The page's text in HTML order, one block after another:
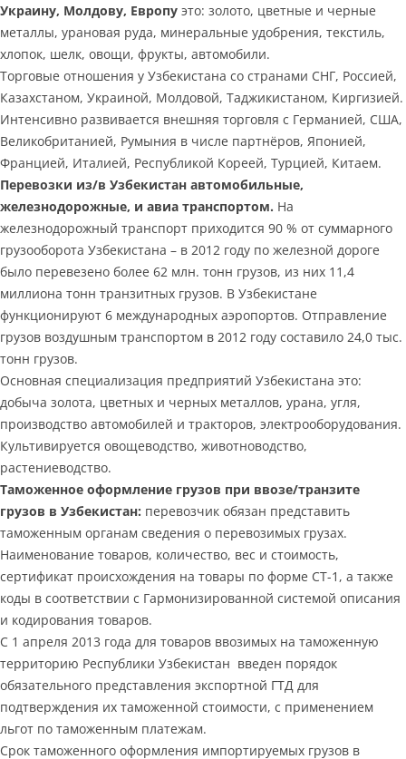
Украину, Молдову, Европу это: золото, цветные и черные
металлы, урановая руда, минеральные удобрения, текстиль,
хлопок, шелк, овощи, фрукты, автомобили.
Торговые отношения у Узбекистана со странами СНГ, Россией,
Казахстаном, Украиной, Молдовой, Таджикистаном, Киргизией.
Интенсивно развивается внешняя торговля с Германией, США,
Великобританией, Румыния в числе партнёров, Японией,
Францией, Италией, Республикой Кореей, Турцией, Китаем.
Перевозки из/в Узбекистан автомобильные,
железнодорожные, и авиа транспортом. На
железнодорожный транспорт приходится 90 % от суммарного
грузооборота Узбекистана – в 2012 году по железной дороге
было перевезено более 62 млн. тонн грузов, из них 11,4
миллиона тонн транзитных грузов. В Узбекистане
функционируют 6 международных аэропортов. Отправление
грузов воздушным транспортом в 2012 году составило 24,0 тыс.
тонн грузов.
Основная специализация предприятий Узбекистана это:
добыча золота, цветных и черных металлов, урана, угля,
производство автомобилей и тракторов, электрооборудования.
Культивируется овощеводство, животноводство,
растениеводство.
Таможенное оформление грузов при ввозе/транзите
грузов в Узбекистан: перевозчик обязан представить
таможенным органам сведения о перевозимых грузах.
Наименование товаров, количество, вес и стоимость,
сертификат происхождения на товары по форме СТ-1, а также
коды в соответствии с Гармонизированной системой описания
и кодирования товаров.
С 1 апреля 2013 года для товаров ввозимых на таможенную
территорию Республики Узбекистан введен порядок
обязательного представления экспортной ГТД для
подтверждения их таможенной стоимости, с применением
льгот по таможенным платежам.
Срок таможенного оформления импортируемых грузов в